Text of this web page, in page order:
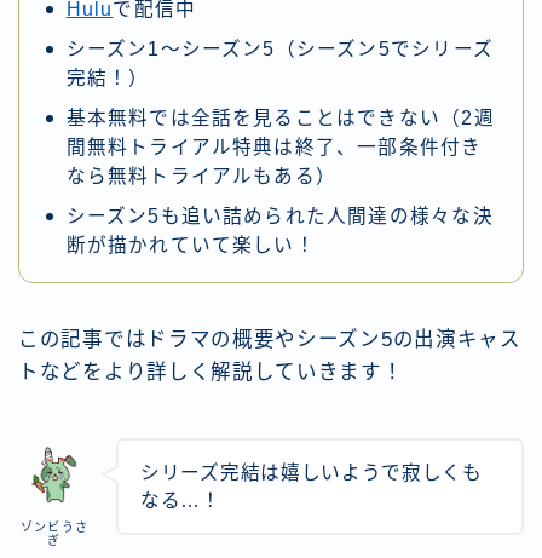
Huluで配信中
シーズン1～シーズン5（シーズン5でシリーズ
完結！）
基本無料では全話を見ることはできない（2週
間無料トライアル特典は終了、一部条件付き
なら無料トライアルもある）
シーズン5も追い詰められた人間達の様々な決
断が描かれていて楽しい！
この記事ではドラマの概要やシーズン5の出演キャス
トなどをより詳しく解説していきます！
ゾンビうさ
ぎ
シリーズ完結は嬉しいようで寂しくも
なる…！